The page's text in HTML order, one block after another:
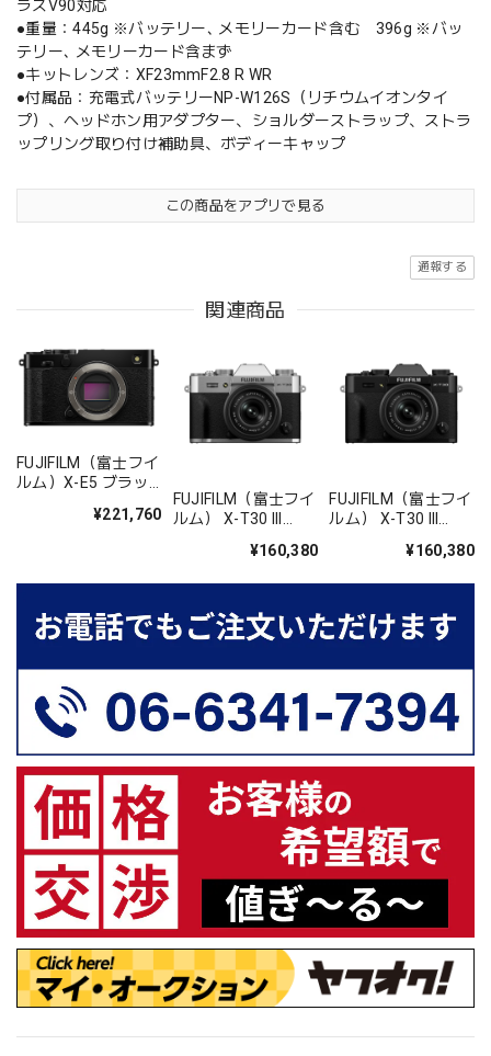
ラスV90対応
●重量：445g ※バッテリー､ メモリーカード含む 396g ※バッ
テリー､ メモリーカード含まず
●キットレンズ：XF23mmF2.8 R WR
●付属品：充電式バッテリーNP-W126S（リチウムイオンタイ
プ）、ヘッドホン用アダプター、ショルダーストラップ、ストラ
ップリング取り付け補助具、ボディーキャップ
この商品をアプリで見る
通報する
関連商品
FUJIFILM（富士フイ
ルム）X-E5 ブラッ
¥221,760
FUJIFILM（富士フイ
ルム） X-T30 III
キット シルバー
¥160,380
FUJIFILM（富士フイ
ルム） X-T30 III
キット ブラック¥160,380